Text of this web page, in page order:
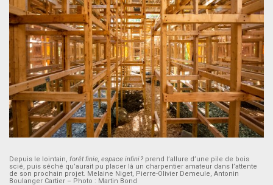
Depuis le lointain, forêt finie, espace infini ? prend l’allure d’une pile de bois
scié, puis séché qu’aurait pu placer là un charpentier amateur dans l’attente
de son prochain projet. Melaine Niget, Pierre-Olivier Demeule, Antonin
Boulanger Cartier – Photo : Martin Bond